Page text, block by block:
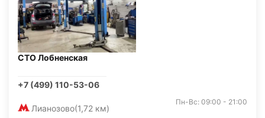
СТО Лобненская
+7 (499) 110-53-06
Лианозово(1,72 км)
Пн-Вс: 09:00 - 21:00